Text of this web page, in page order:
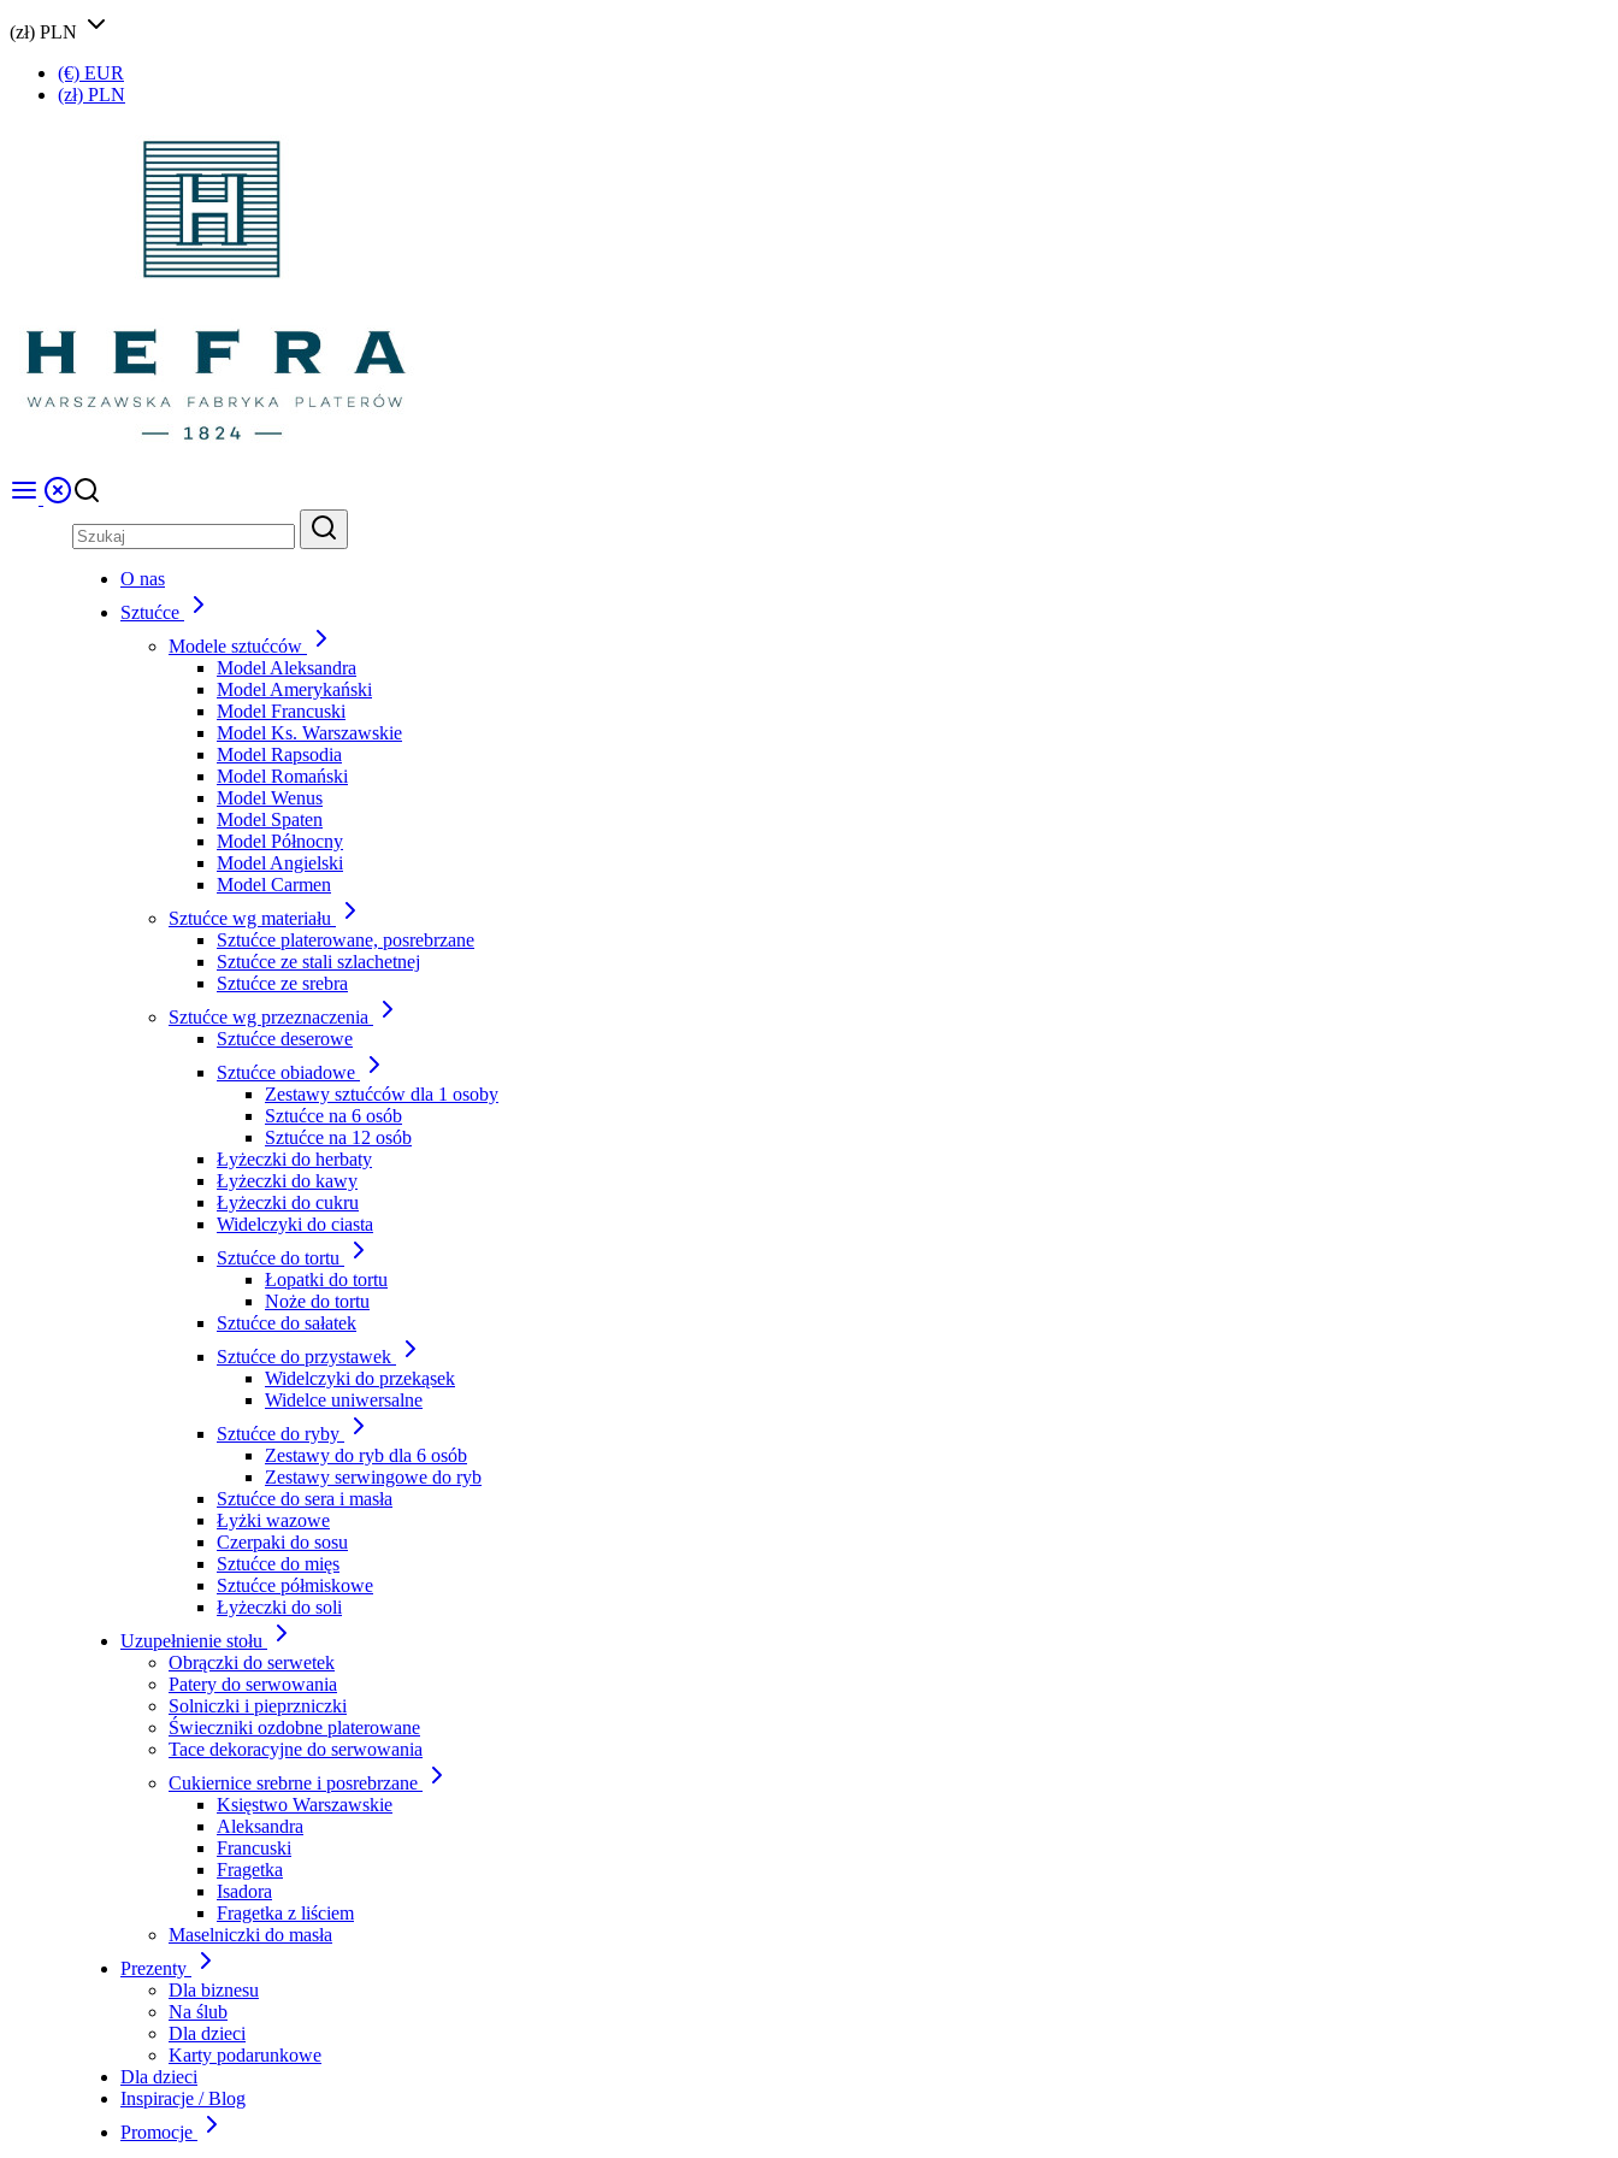
(zł) PLN
(€) EUR
(zł) PLN
O nas
Sztućce
Modele sztućców
Model Aleksandra
Model Amerykański
Model Francuski
Model Ks. Warszawskie
Model Rapsodia
Model Romański
Model Wenus
Model Spaten
Model Północny
Model Angielski
Model Carmen
Sztućce wg materiału
Sztućce platerowane, posrebrzane
Sztućce ze stali szlachetnej
Sztućce ze srebra
Sztućce wg przeznaczenia
Sztućce deserowe
Sztućce obiadowe
Zestawy sztućców dla 1 osoby
Sztućce na 6 osób
Sztućce na 12 osób
Łyżeczki do herbaty
Łyżeczki do kawy
Łyżeczki do cukru
Widelczyki do ciasta
Sztućce do tortu
Łopatki do tortu
Noże do tortu
Sztućce do sałatek
Sztućce do przystawek
Widelczyki do przekąsek
Widelce uniwersalne
Sztućce do ryby
Zestawy do ryb dla 6 osób
Zestawy serwingowe do ryb
Sztućce do sera i masła
Łyżki wazowe
Czerpaki do sosu
Sztućce do mięs
Sztućce półmiskowe
Łyżeczki do soli
Uzupełnienie stołu
Obrączki do serwetek
Patery do serwowania
Solniczki i pieprzniczki
Świeczniki ozdobne platerowane
Tace dekoracyjne do serwowania
Cukiernice srebrne i posrebrzane
Księstwo Warszawskie
Aleksandra
Francuski
Fragetka
Isadora
Fragetka z liściem
Maselniczki do masła
Prezenty
Dla biznesu
Na ślub
Dla dzieci
Karty podarunkowe
Dla dzieci
Inspiracje / Blog
Promocje